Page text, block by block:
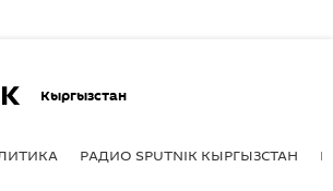
Кыргызстан
РАДИО SPUTNIK КЫРГЫЗСТАН